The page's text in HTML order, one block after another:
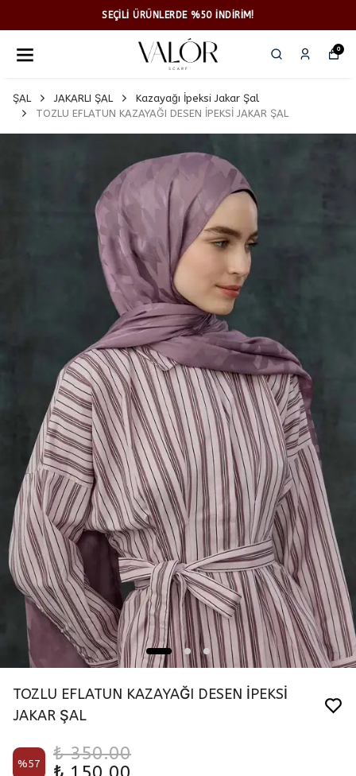
SEÇİLİ ÜRÜNLERDE %50 İNDİRİM!
0
ŞAL JAKARLI ŞAL
Kazayağı İpeksi Jakar Şal
TOZLU EFLATUN KAZAYAĞI DESEN İPEKSİ JAKAR ŞAL
TOZLU EFLATUN KAZAYAĞI DESEN İPEKSİ
JAKAR ŞAL
%57
₺ 350.00